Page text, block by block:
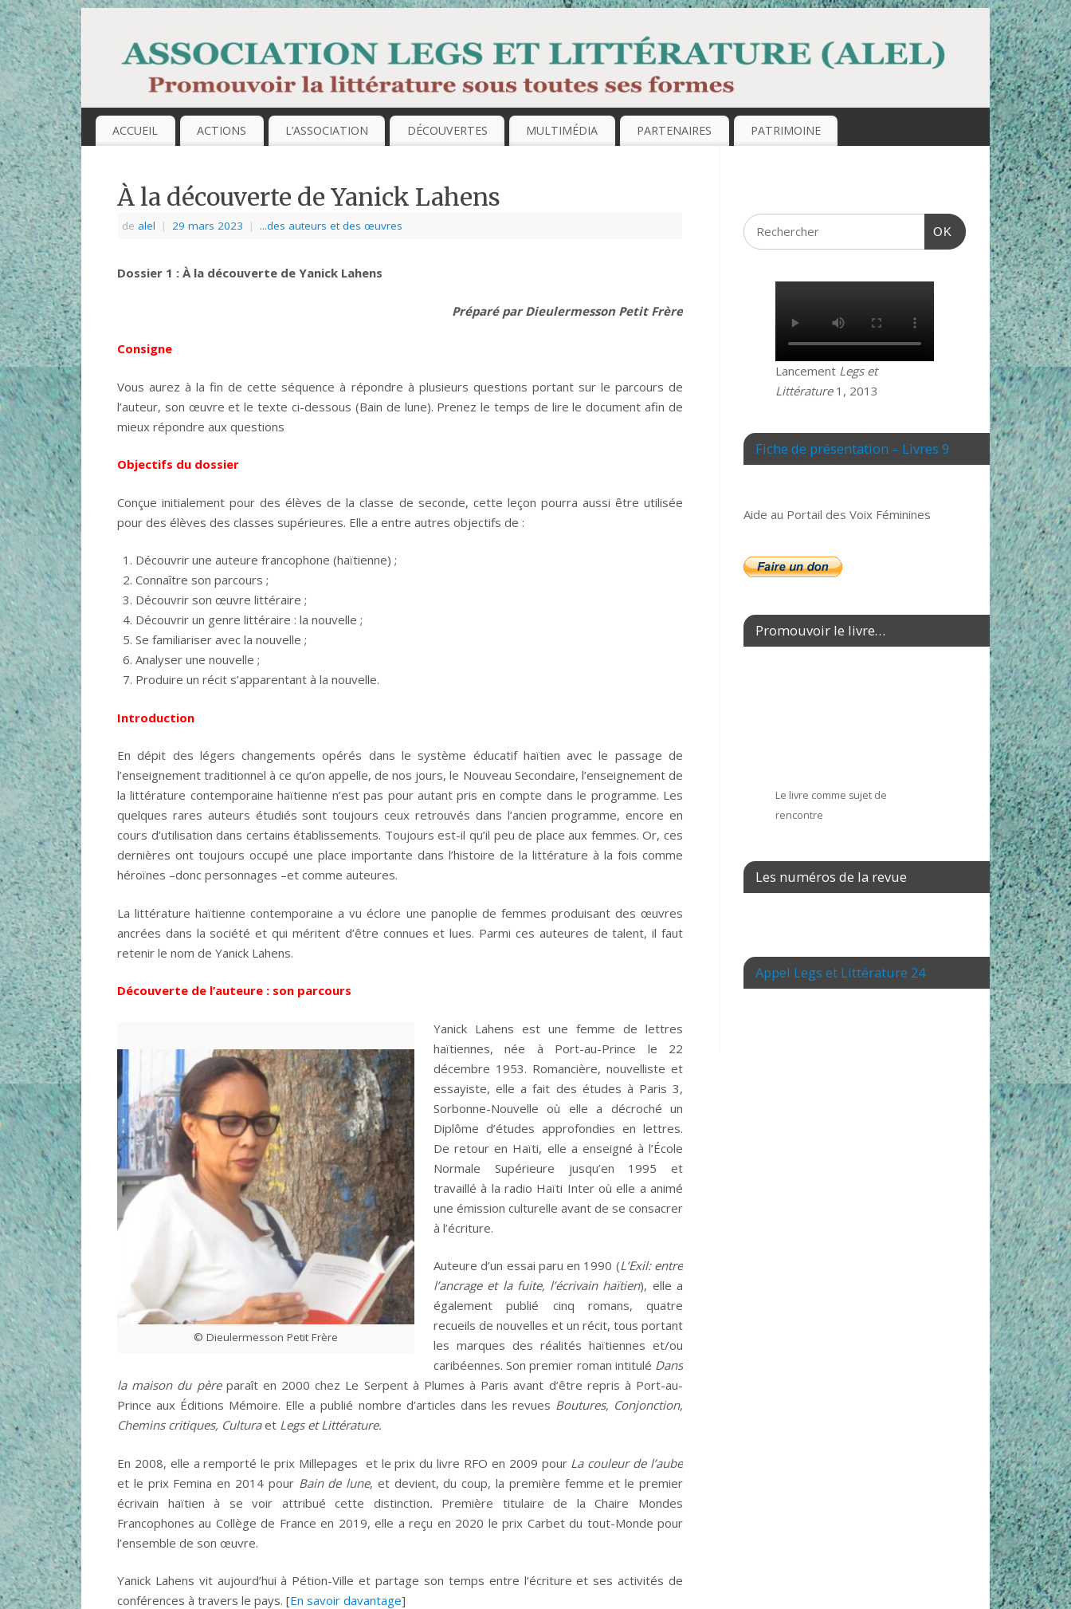
ACCUEIL ACTIONS L’ASSOCIATION DÉCOUVERTES MULTIMÉDIA PARTENAIRES PATRIMOINE
À la découverte de Yanick Lahens
de alel | 29 mars 2023 | ...des auteurs et des œuvres
Dossier 1 : À la découverte de Yanick Lahens
Préparé par Dieulermesson Petit Frère
Consigne
Vous aurez à la fin de cette séquence à répondre à plusieurs questions portant sur le parcours de
l’auteur, son œuvre et le texte ci-dessous (Bain de lune). Prenez le temps de lire le document afin de
mieux répondre aux questions
Objectifs du dossier
Conçue initialement pour des élèves de la classe de seconde, cette leçon pourra aussi être utilisée
pour des élèves des classes supérieures. Elle a entre autres objectifs de :
Découvrir une auteure francophone (haïtienne) ;
Connaître son parcours ;
Découvrir son œuvre littéraire ;
Découvrir un genre littéraire : la nouvelle ;
Se familiariser avec la nouvelle ;
Analyser une nouvelle ;
Produire un récit s’apparentant à la nouvelle.
Introduction
En dépit des légers changements opérés dans le système éducatif haïtien avec le passage de
l’enseignement traditionnel à ce qu’on appelle, de nos jours, le Nouveau Secondaire, l’enseignement de
la littérature contemporaine haïtienne n’est pas pour autant pris en compte dans le programme. Les
quelques rares auteurs étudiés sont toujours ceux retrouvés dans l’ancien programme, encore en
cours d’utilisation dans certains établissements. Toujours est-il qu’il peu de place aux femmes. Or, ces
dernières ont toujours occupé une place importante dans l’histoire de la littérature à la fois comme
héroïnes –donc personnages –et comme auteures.
La littérature haïtienne contemporaine a vu éclore une panoplie de femmes produisant des œuvres
ancrées dans la société et qui méritent d’être connues et lues. Parmi ces auteures de talent, il faut
retenir le nom de Yanick Lahens.
Découverte de l’auteure : son parcours
© Dieulermesson Petit Frère
Yanick Lahens est une femme de lettres
haïtiennes, née à Port-au-Prince le 22
décembre 1953. Romancière, nouvelliste et
essayiste, elle a fait des études à Paris 3,
Sorbonne-Nouvelle où elle a décroché un
Diplôme d’études approfondies en lettres.
De retour en Haïti, elle a enseigné à l’École
Normale Supérieure jusqu’en 1995 et
travaillé à la radio Haïti Inter où elle a animé
une émission culturelle avant de se consacrer
à l’écriture.
Auteure d’un essai paru en 1990 (L’Exil: entre
l’ancrage et la fuite, l’écrivain haïtien), elle a
également publié cinq romans, quatre
recueils de nouvelles et un récit, tous portant
les marques des réalités haïtiennes et/ou
caribéennes. Son premier roman intitulé Dans
la maison du père paraît en 2000 chez Le Serpent à Plumes à Paris avant d’être repris à Port-au-
Prince aux Éditions Mémoire. Elle a publié nombre d’articles dans les revues Boutures, Conjonction,
Chemins critiques, Culturaet Legs et Littérature.
En 2008, elle a remporté le prix Millepages et le prix du livre RFO en 2009 pour La couleur de l’aube
et le prix Femina en 2014 pour Bain de lune, et devient, du coup, la première femme et le premier
écrivain haïtien à se voir attribué cette distinction. Première titulaire de la Chaire Mondes
Francophones au Collège de France en 2019, elle a reçu en 2020 le prix Carbet du tout-Monde pour
l’ensemble de son œuvre.
Yanick Lahens vit aujourd’hui à Pétion-Ville et partage son temps entre l’écriture et ses activités de
conférences à travers le pays. [En savoir davantage]
OK
Lancement Legs et
Littérature1, 2013
Fiche de présentation – Livres 9
Aide au Portail des Voix Féminines
Promouvoir le livre…
Le livre comme sujet de
rencontre
Les numéros de la revue
Appel Legs et Littérature 24